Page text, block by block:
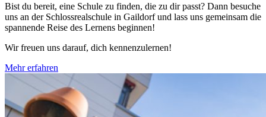
Bist du bereit, eine Schule zu finden, die zu dir passt? Dann besuche
uns an der Schlossrealschule in Gaildorf und lass uns gemeinsam die
spannende Reise des Lernens beginnen!
Wir freuen uns darauf, dich kennenzulernen!
Mehr erfahren